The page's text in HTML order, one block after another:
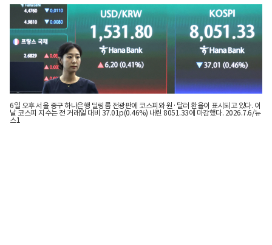
6일 오후 서울 중구 하나은행 딜링룸 전광판에 코스피와 원·달러 환율이 표시되고 있다. 이
날 코스피 지수는 전 거래일 대비 37.01p(0.46%) 내린 8051.33에 마감했다. 2026.7.6/뉴
스1